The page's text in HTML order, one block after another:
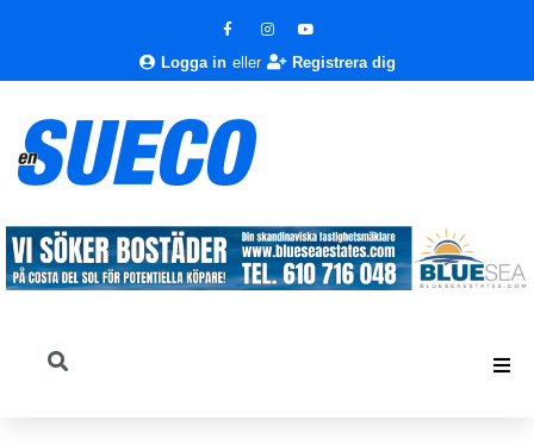
Logga in eller Registrera dig